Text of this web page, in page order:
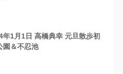
年1月1日 高橋典幸 元旦散歩初
園＆不忍池